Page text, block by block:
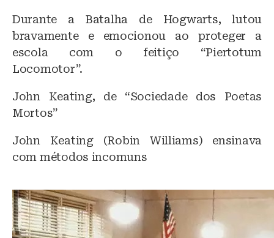
Durante a Batalha de Hogwarts, lutou
bravamente e emocionou ao proteger a
escola com o feitiço “Piertotum
Locomotor”.
John Keating, de “Sociedade dos Poetas
Mortos”
John Keating (Robin Williams) ensinava
com métodos incomuns